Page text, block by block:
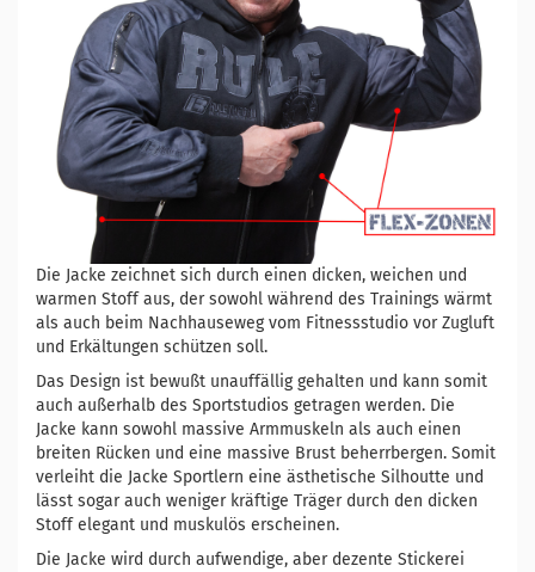
Die Jacke zeichnet sich durch einen dicken, weichen und
warmen Stoff aus, der sowohl während des Trainings wärmt
als auch beim Nachhauseweg vom Fitnessstudio vor Zugluft
und Erkältungen schützen soll.
Das Design ist bewußt unauffällig gehalten und kann somit
auch außerhalb des Sportstudios getragen werden. Die
Jacke kann sowohl massive Armmuskeln als auch einen
breiten Rücken und eine massive Brust beherrbergen. Somit
verleiht die Jacke Sportlern eine ästhetische Silhoutte und
lässt sogar auch weniger kräftige Träger durch den dicken
Stoff elegant und muskulös erscheinen.
Die Jacke wird durch aufwendige, aber dezente Stickerei